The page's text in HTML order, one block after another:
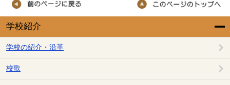
学校紹介
学校の紹介・沿革
校歌